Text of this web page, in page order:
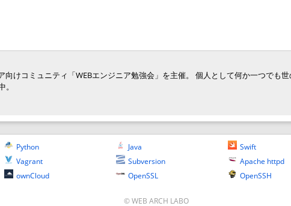
向けコミュニティ「WEBエンジニア勉強会」を主催。 個人として何か一つでも
Python Java
Swift
Vagrant Subversion
Apache httpd
ownCloud OpenSSL OpenSSH
© WEB ARCH LABO